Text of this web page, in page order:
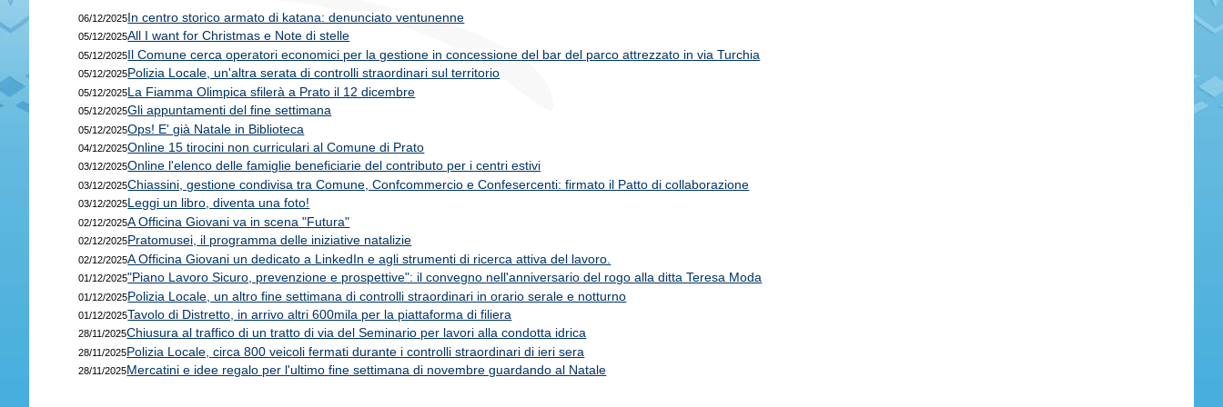
06/12/2025 In centro storico armato di katana: denunciato ventunenne
05/12/2025All I want for Christmas e Note di stelle
05/12/2025 Il Comune cerca operatori economici per la gestione in concessione del bar del parco attrezzato in via Turchia
05/12/2025Polizia Locale, un'altra serata di controlli straordinari sul territorio
05/12/2025La Fiamma Olimpica sfilerà a Prato il 12 dicembre
05/12/2025Gli appuntamenti del fine settimana
05/12/2025Ops! E' già Natale in Biblioteca
04/12/2025Online 15 tirocini non curriculari al Comune di Prato
03/12/2025Online l'elenco delle famiglie beneficiarie del contributo per i centri estivi
03/12/2025Chiassini, gestione condivisa tra Comune, Confcommercio e Confesercenti: firmato il Patto di collaborazione
03/12/2025Leggi un libro, diventa una foto!
02/12/2025A Officina Giovani va in scena "Futura"
02/12/2025Pratomusei, il programma delle iniziative natalizie
02/12/2025A Officina Giovani un dedicato a LinkedIn e agli strumenti di ricerca attiva del lavoro.
01/12/2025"Piano Lavoro Sicuro, prevenzione e prospettive": il convegno nell'anniversario del rogo alla ditta Teresa Moda
01/12/2025Polizia Locale, un altro fine settimana di controlli straordinari in orario serale e notturno
01/12/2025Tavolo di Distretto, in arrivo altri 600mila per la piattaforma di filiera
28/11/2025Chiusura al traffico di un tratto di via del Seminario per lavori alla condotta idrica
28/11/2025Polizia Locale, circa 800 veicoli fermati durante i controlli straordinari di ieri sera
28/11/2025Mercatini e idee regalo per l'ultimo fine settimana di novembre guardando al Natale